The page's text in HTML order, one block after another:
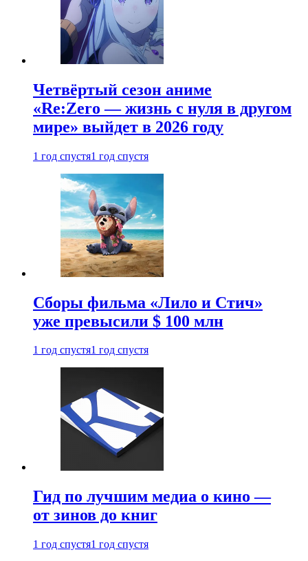
Четвёртый сезон аниме
«Re:Zero — жизнь с нуля в другом
мире» выйдет в 2026 году
1 год спустя1 год спустя
Сборы фильма «Лило и Стич»
уже превысили $ 100 млн
1 год спустя1 год спустя
Гид по лучшим медиа о кино —
от зинов до книг
1 год спустя1 год спустя